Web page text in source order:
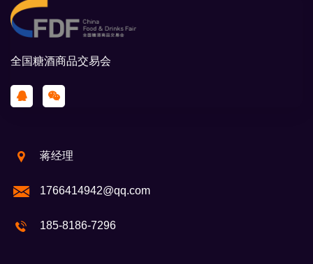
全国糖酒商品交易会
蒋经理
1766414942@qq.com
185-8186-7296